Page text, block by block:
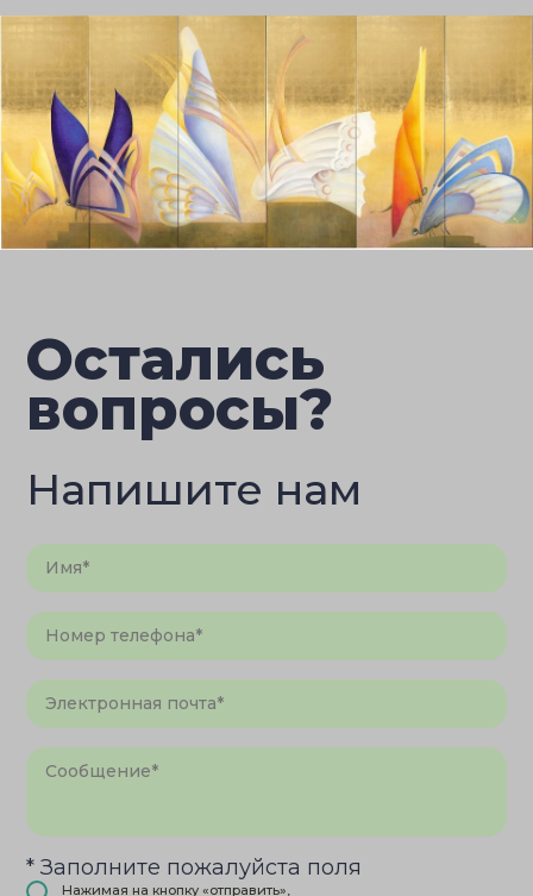
Остались
вопросы?
Напишите нам
* Заполните пожалуйста поля
Нажимая на кнопку «отправить»,